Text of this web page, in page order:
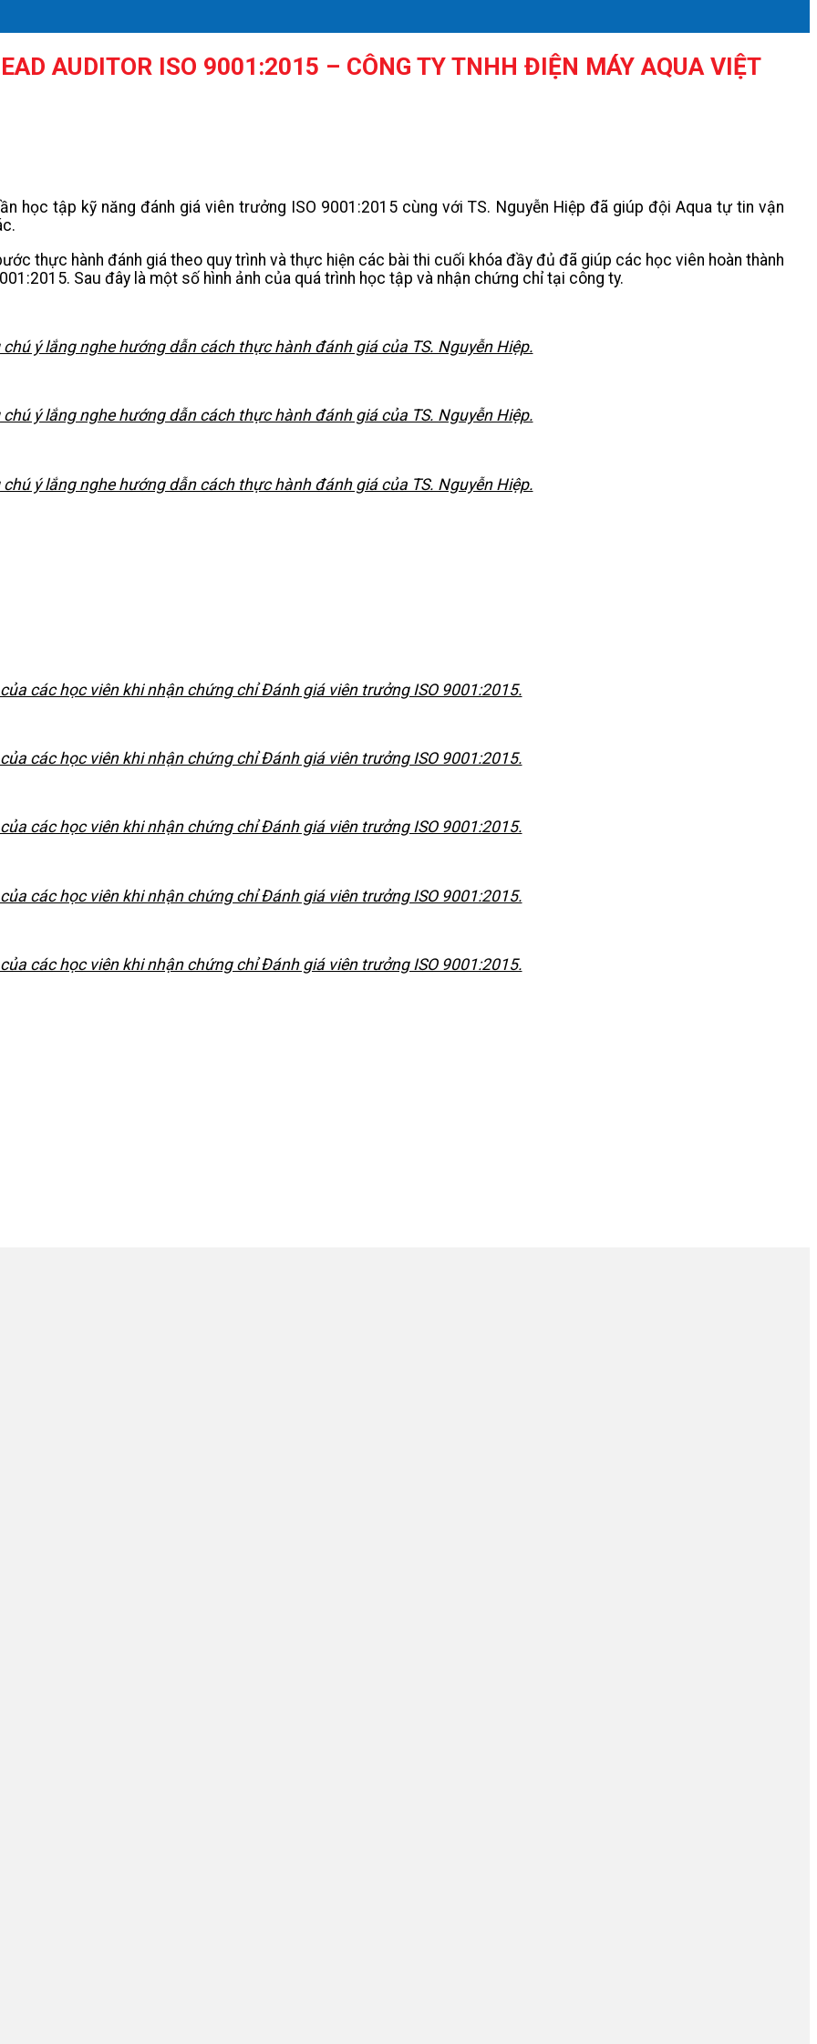
AUDITOR ISO 9001:2015 – CÔNG TY TNHH ĐIỆN MÁY AQUA VIỆT
học tập kỹ năng đánh giá viên trưởng ISO 9001:2015 cùng với TS. Nguyễn Hiệp đã giúp đội Aqua tự tin vận
thực hành đánh giá theo quy trình và thực hiện các bài thi cuối khóa đầy đủ đã giúp các học viên hoàn thành
Sau đây là một số hình ảnh của quá trình học tập và nhận chứng chỉ tại công ty.
ý lắng nghe hướng dẫn cách thực hành đánh giá của TS. Nguyễn Hiệp.
ý lắng nghe hướng dẫn cách thực hành đánh giá của TS. Nguyễn Hiệp.
ý lắng nghe hướng dẫn cách thực hành đánh giá của TS. Nguyễn Hiệp.
các học viên khi nhận chứng chỉ Đánh giá viên trưởng ISO 9001:2015.
các học viên khi nhận chứng chỉ Đánh giá viên trưởng ISO 9001:2015.
các học viên khi nhận chứng chỉ Đánh giá viên trưởng ISO 9001:2015.
các học viên khi nhận chứng chỉ Đánh giá viên trưởng ISO 9001:2015.
các học viên khi nhận chứng chỉ Đánh giá viên trưởng ISO 9001:2015.